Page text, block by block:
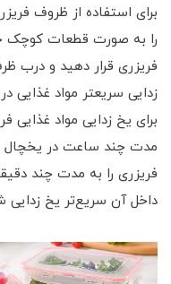
برای استفاده از ظروف
را به صورت قطعات کوچک
فریزری قرار دهید و درب
زدایی سریعتر مواد غذایی
برای یخ زدایی مواد غذایی
مدت چند ساعت در یخچال
فریزری را به مدت چند
داخل آن سریع‌تر یخ زدایی